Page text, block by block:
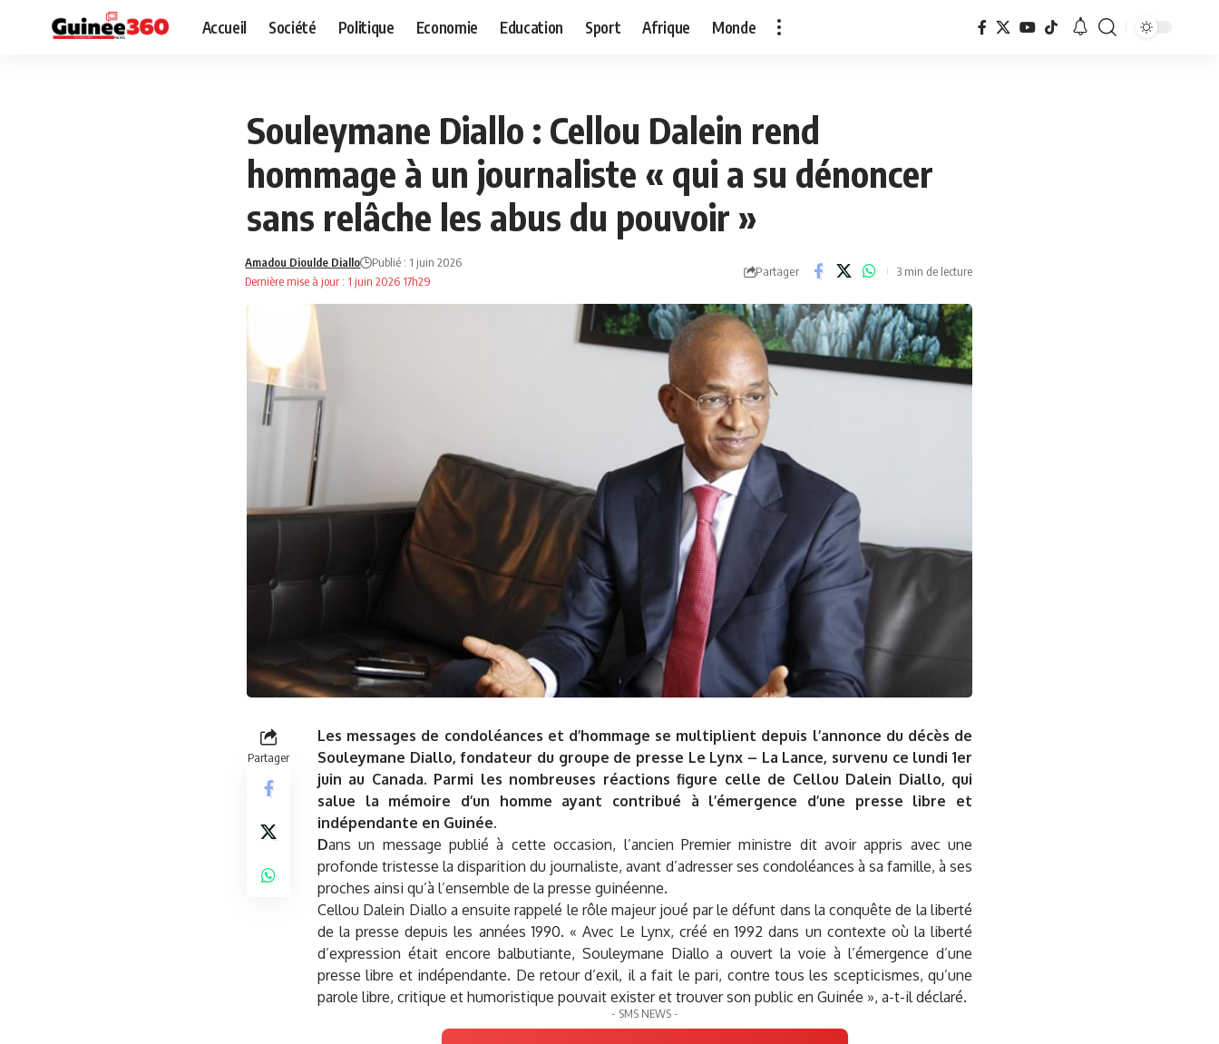
Accueil Société Politique Economie Education Sport Afrique Monde
Souleymane Diallo : Cellou Dalein rend
hommage à un journaliste « qui a su dénoncer
sans relâche les abus du pouvoir »
Dernière mise à jour : 1 juin 2026 17h29
Amadou Dioulde Diallo Publié : 1 juin 2026
Partager 3 min de lecture
Partager
Les messages de condoléances et d’hommage se multiplient depuis l’annonce du décès de
Souleymane Diallo, fondateur du groupe de presse Le Lynx – La Lance, survenu ce lundi 1er
juin au Canada. Parmi les nombreuses réactions figure celle de Cellou Dalein Diallo, qui
salue la mémoire d’un homme ayant contribué à l’émergence d’une presse libre et
indépendante en Guinée.
Dans un message publié à cette occasion, l’ancien Premier ministre dit avoir appris avec une
profonde tristesse la disparition du journaliste, avant d’adresser ses condoléances à sa famille, à ses
proches ainsi qu’à l’ensemble de la presse guinéenne.
Cellou Dalein Diallo a ensuite rappelé le rôle majeur joué par le défunt dans la conquête de la liberté
de la presse depuis les années 1990. « Avec Le Lynx, créé en 1992 dans un contexte où la liberté
d’expression était encore balbutiante, Souleymane Diallo a ouvert la voie à l’émergence d’une
presse libre et indépendante. De retour d’exil, il a fait le pari, contre tous les scepticismes, qu’une
parole libre, critique et humoristique pouvait exister et trouver son public en Guinée », a-t-il déclaré.
- SMS NEWS -